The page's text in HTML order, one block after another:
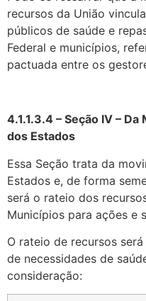
recursos da União
públicos de saúde e
Federal e municípios,
pactuada entre os
4.1.1.3.4 – Seção IV –
dos Estados
Essa Seção trata da
Estados e, de forma
será o rateio dos
Municípios para ações e
O rateio de recursos
de necessidades de
consideração: